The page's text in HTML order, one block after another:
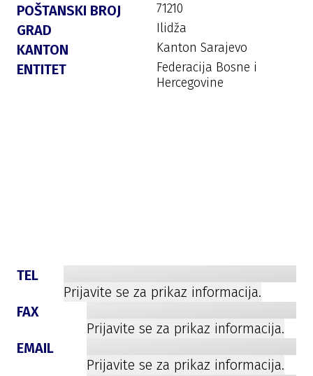
POŠTANSKI BROJ 71210
GRAD Ilidža
KANTON Kanton Sarajevo
ENTITET
Federacija Bosne i
Hercegovine
TEL
Prijavite se za prikaz informacija.
FAX
Prijavite se za prikaz informacija.
EMAIL
Prijavite se za prikaz informacija.